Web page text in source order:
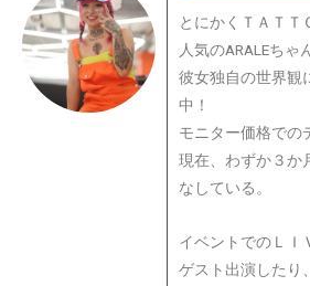
とにかくＴＡＴＴ
人気のARALEちゃ
彼女独自の世界観
中！
モニター価格での
現在、わずか３か
なしている。
イベントでのＬ
ゲスト出演したり、